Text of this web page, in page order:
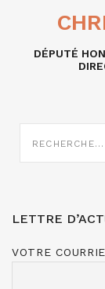
DÉPUTÉ
SUR
LETTRE
VOTRE